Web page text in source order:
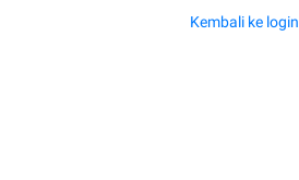
Kembali ke login